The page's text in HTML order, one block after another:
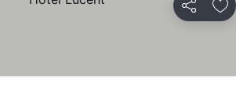
Partilhar